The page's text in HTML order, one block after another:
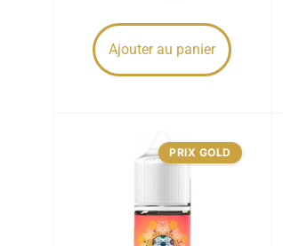
Ajouter au panier
PRIX GOLD